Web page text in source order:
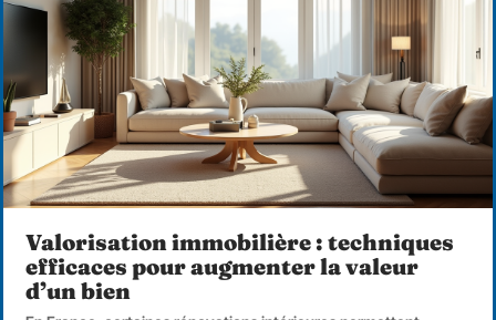
Valorisation immobilière : techniques
efficaces pour augmenter la valeur
d’un bien